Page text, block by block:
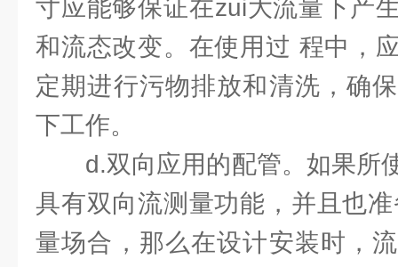
寸应能够保证在zui大流量下产
和流态改变。在使用过 程中，
定期进行污物排放和清洗，确
下工作。
d.双向应用的配管。如果所
具有双向流测量功能，并且也
量场合，那么在设计安装时，